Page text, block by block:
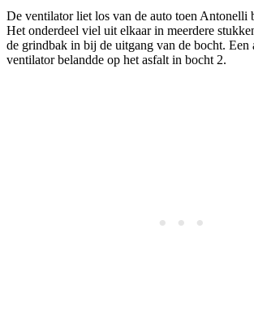
De ventilator liet los van de auto toen Antonelli
Het onderdeel viel uit elkaar in meerdere
de grindbak in bij de uitgang van de bocht. Een
ventilator belandde op het asfalt in bocht 2.